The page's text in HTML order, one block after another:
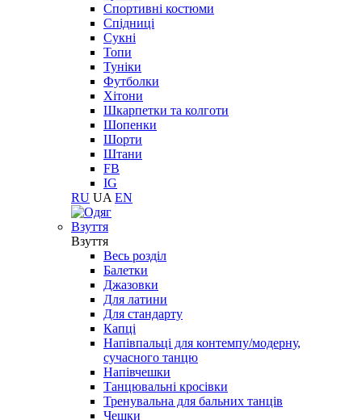
Спортивні костюми
Спідниці
Сукні
Топи
Туніки
Футболки
Хітони
Шкарпетки та колготи
Шопенки
Шорти
Штани
FB
IG
RU UA EN
Взуття
Взуття
Весь розділ
Балетки
Джазовки
Для латини
Для стандарту
Капці
Напівпальці для контемпу/модерну,
сучасного танцю
Напівчешки
Танцювальні кросівки
Тренувальна для бальних танців
Чешки